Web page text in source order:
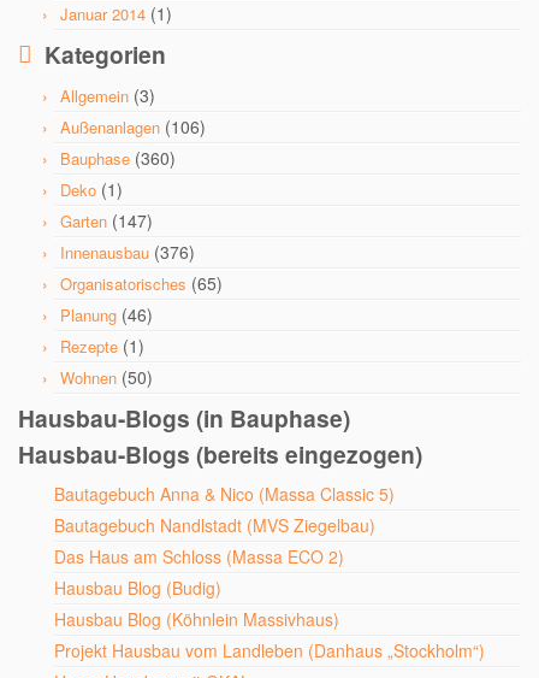
Januar 2014 (1)
Kategorien
Allgemein (3)
Außenanlagen (106)
Bauphase (360)
Deko (1)
Garten (147)
Innenausbau (376)
Organisatorisches (65)
Planung (46)
Rezepte (1)
Wohnen (50)
Hausbau-Blogs (in Bauphase)
Hausbau-Blogs (bereits eingezogen)
Bautagebuch Anna & Nico (Massa Classic 5)
Bautagebuch Nandlstadt (MVS Ziegelbau)
Das Haus am Schloss (Massa ECO 2)
Hausbau Blog (Budig)
Hausbau Blog (Köhnlein Massivhaus)
Projekt Hausbau vom Landleben (Danhaus „Stockholm“)